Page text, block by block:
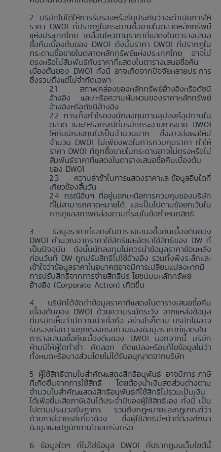
บริษัทไม่ได้ให้การรับรองหรือรับประกันว่าจะดำเนินการให้
ราคา DW01 ที่ปรากฏในกระดานซื้อขายในตลาดหลักทรัพย์
แห่งประเทศไทย เคลื่อนไหวตามราคาที่แสดงในตารางเสนอ
ซื้อคืนเบื้องต้นของ DW01 ดังนั้นราคา DW01 ที่ปรากฏใน
กระดานซื้อขายในตลาดหลักทรัพย์แห่งประเทศไทย อาจไม่
ตรงหรือไม่สัมพันธ์กับราคาที่แสดงในตารางเสนอซื้อคืน
เบื้องต้นของ DW01 ทั้งนี้ อาจเกิดจากปัจจัยหลายประการ
ซึ่งรวมถึงแต่ไม่จำกัดเฉพาะ
สภาพคล่องของหลักทรัพย์อ้างอิงหรือดัชนี
อ้างอิง และ/หรือความผันผวนของราคาหลักทรัพย์
อ้างอิงหรือดัชนีอ้างอิง
การเก็งกำไรของนักลงทุนตามอุปสงค์อุปทานใน
ตลาด และ/หรือกรณีที่บริษัทกระจายการขาย DW01
ให้กับนักลงทุนไปเป็นจำนวนมาก ซึ่งอาจส่งผลให้มี
จำนวน DW01 ไม่เพียงพอในการควบคุมราคา ทำให้
ราคา DW01 ที่ถูกซื้อขายในกระดานอาจไม่ตรงหรือไม่
สัมพันธ์ราคาที่แสดงในตารางเสนอซื้อคืนเบื้องต้น
ของ DW01
ความล่าช้าในการแสดงราคาและข้อมูลอื่นใดที่
เกี่ยวข้องสิ้นวัน
กรณีอื่นๆ ที่อยู่นอกเหนือการควบคุมของบริษัท
ที่ไม่สามารถคาดหมายได้ และเป็นไปตามข้อยกเว้นใน
การดูแลสภาพคล่องตามที่ระบุในข้อกำหนดสิทธิ
ข้อมูลราคาที่แสดงในตารางเสนอซื้อคืนเบื้องต้นของ
DW01 คำนวณจากราคาใช้สิทธิและอัตราใช้สิทธิของ DW ที่
เป็นปัจจุบัน ดังนั้นนักลงทุนไม่ควรนำข้อมูลราคาย้อนหลัง
ก่อนวันที่ DW ถูกปรับสิทธิไปใช้อ้างอิง รวมทั้งพึงระลึกและ
เข้าใจว่าข้อมูลราคาในอนาคตอาจมีการเปลี่ยนแปลงหากมี
การปรับสิทธิจากการจ่ายสิทธิประโยชน์บนหลักทรัพย์
อ้างอิง (Corporate Action) เกิดขึ้น
บริษัทได้จัดทำข้อมูลราคาที่แสดงในตารางเสนอซื้อคืน
เบื้องต้นของ DW01 ด้วยความระมัดระวัง จากแหล่งข้อมูล
ที่บริษัทเห็นว่ามีความน่าเชื่อถือ อย่างไรก็ตาม บริษัทไม่อาจ
รับรองถึงความถูกต้องครบถ้วนของข้อมูลราคาที่แสดงใน
ตารางเสนอซื้อคืนเบื้องต้นของ DW01 นอกจากนี้ บริษัท
ห้ามมิให้ผู้ใดทำซ้ำ คัดลอก ดัดแปลงหรือแก้ไขข้อมูลไม่ว่า
ทั้งหมดหรือบางส่วนโดยไม่ได้รับอนุญาตจากบริษัท
ผู้ใช้สิทธิตามใบสำคัญแสดงสิทธิอนุพันธ์ อาจมีภาระภาษี
ที่เกิดขึ้นจากการใช้สิทธิ โดยต้องนำเงินสดส่วนต่างตาม
จำนวนใบสำคัญแสดงสิทธิอนุพันธ์ที่ใช้สิทธิไปรวมเป็นเงิน
ได้เพื่อยื่นเสียภาษีเงินได้ประจำปีของผู้ใช้สิทธิเอง ทั้งนี้ เป็น
ไปตามประมวลรัษฎากร รวมถึงกฎหมายและกฎเกณฑ์ว่า
ด้วยภาษีอากรที่เกี่ยวข้อง ซึ่งผู้ใช้สิทธิมีหน้าที่ต้องศึกษา
ข้อมูลและปฏิบัติตามโดยเคร่งครัด
ข้อมูลใดๆ ที่ไม่ใช่ข้อมูล DW01 ที่ปรากฏบนเว็บไซต์นี้